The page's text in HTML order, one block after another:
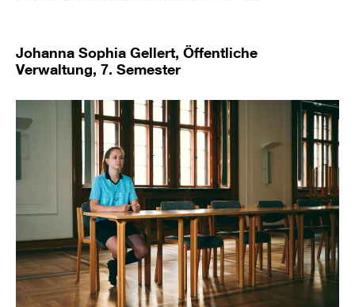
Johanna Sophia Gellert, Öffentliche
Verwaltung, 7. Semester